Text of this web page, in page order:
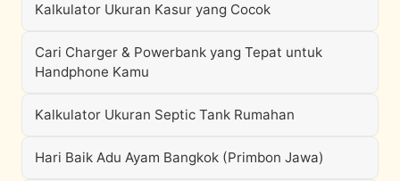
Kalkulator Ukuran Kasur yang Cocok
Cari Charger & Powerbank yang Tepat untuk
Handphone Kamu
Kalkulator Ukuran Septic Tank Rumahan
Hari Baik Adu Ayam Bangkok (Primbon Jawa)